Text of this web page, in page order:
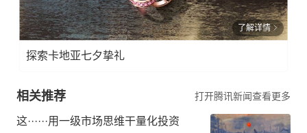
了解详情
探索卡地亚七夕挚礼
相关推荐 打开腾讯新闻查看更多
这······用一级市场思维干量化投资